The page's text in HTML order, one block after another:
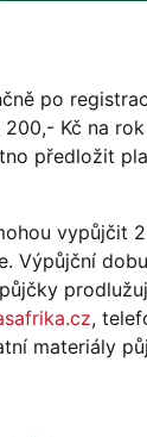
po
Kč na
předložit
vypůjčit
Výpůjční
,
materiály